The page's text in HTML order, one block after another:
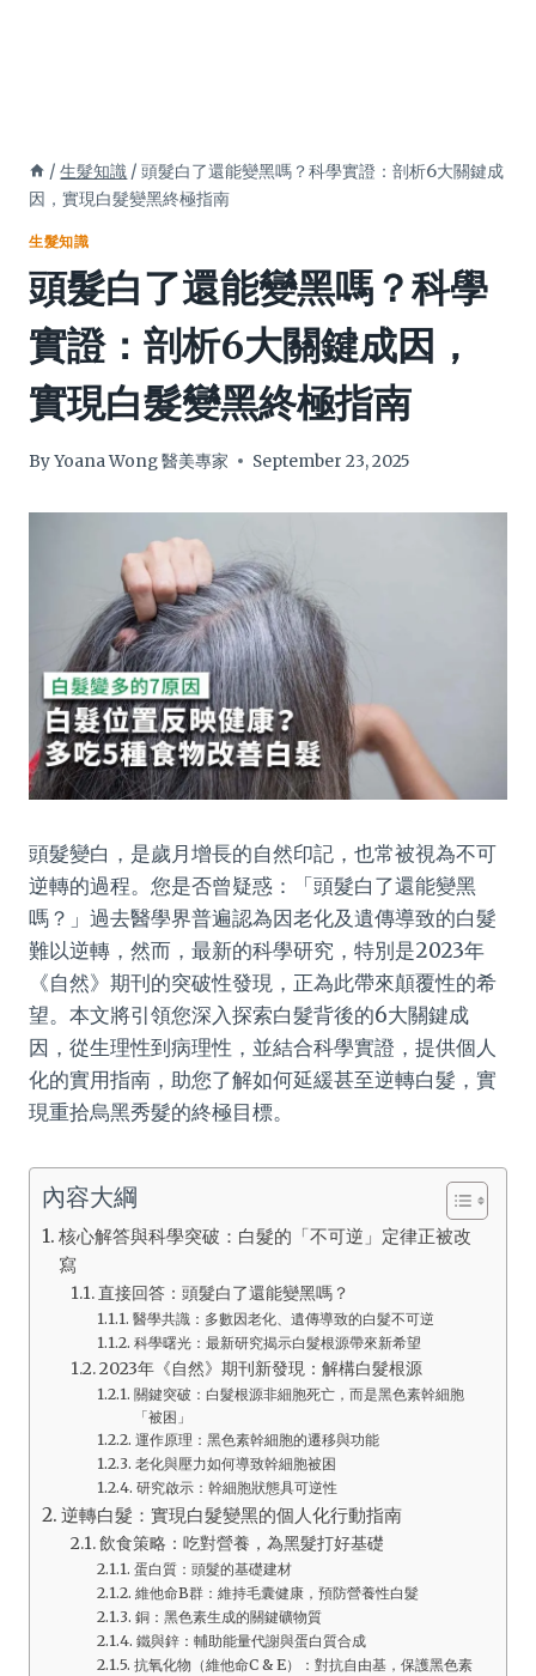
/ 生髮知識 / 頭髮白了還能變黑嗎？科學實證：剖析6大關鍵成
因，實現白髮變黑終極指南
生髮知識
頭髮白了還能變黑嗎？科學
實證：剖析6大關鍵成因，
實現白髮變黑終極指南
ByYoana Wong 醫美專家 September 23, 2025
頭髮變白，是歲月增長的自然印記，也常被視為不可
逆轉的過程。您是否曾疑惑：「頭髮白了還能變黑
嗎？」過去醫學界普遍認為因老化及遺傳導致的白髮
難以逆轉，然而，最新的科學研究，特別是2023年
《自然》期刊的突破性發現，正為此帶來顛覆性的希
望。本文將引領您深入探索白髮背後的6大關鍵成
因，從生理性到病理性，並結合科學實證，提供個人
化的實用指南，助您了解如何延緩甚至逆轉白髮，實
現重拾烏黑秀髮的終極目標。
內容大綱
核心解答與科學突破：白髮的「不可逆」定律正被改
寫
直接回答：頭髮白了還能變黑嗎？
醫學共識：多數因老化、遺傳導致的白髮不可逆
科學曙光：最新研究揭示白髮根源帶來新希望
2023年《自然》期刊新發現：解構白髮根源
關鍵突破：白髮根源非細胞死亡，而是黑色素幹細胞
「被困」
運作原理：黑色素幹細胞的遷移與功能
老化與壓力如何導致幹細胞被困
研究啟示：幹細胞狀態具可逆性
逆轉白髮：實現白髮變黑的個人化行動指南
飲食策略：吃對營養，為黑髮打好基礎
蛋白質：頭髮的基礎建材
維他命B群：維持毛囊健康，預防營養性白髮
銅：黑色素生成的關鍵礦物質
鐵與鋅：輔助能量代謝與蛋白質合成
抗氧化物（維他命C & E）：對抗自由基，保護黑色素